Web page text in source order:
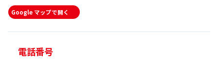
Google マップで開く
電話番号